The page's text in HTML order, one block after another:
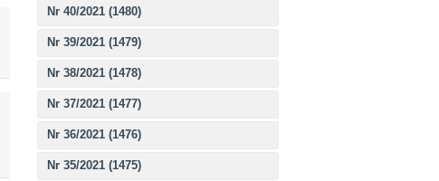
Nr 40/2021 (1480)
Nr 39/2021 (1479)
Nr 38/2021 (1478)
Nr 37/2021 (1477)
Nr 36/2021 (1476)
Nr 35/2021 (1475)